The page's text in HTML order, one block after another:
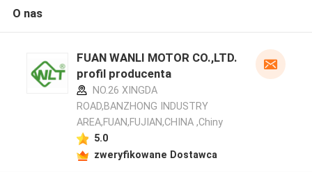
O nas
FUAN WANLI MOTOR CO.,LTD.
profil producenta
NO.26 XINGDA
ROAD,BANZHONG INDUSTRY
AREA,FUAN,FUJIAN,CHINA ,Chiny
5.0
zweryfikowane Dostawca